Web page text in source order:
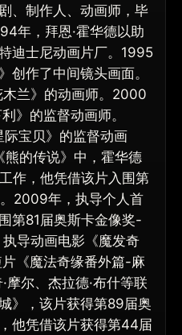
、制作人、动画师，毕
年，拜恩·霍华德以助
迪士尼动画片厂。1995
创作了中间镜头画面。
兰》的动画师。2000
》的监督动画师。
宝贝》的监督动画
的传说》中，霍华德
作，他凭借该片入围第
2009年，执导个人首
第81届奥斯卡金像奖-
导动画电影《魔发奇
《魔法奇缘番外篇-麻
尔、杰拉德·布什等联
》，该片获得第89届奥
他凭借该片获得第44届